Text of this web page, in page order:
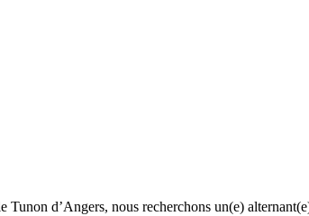
d’Angers, nous recherchons un(e)